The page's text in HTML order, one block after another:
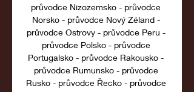
průvodce Nizozemsko - průvodce
Norsko - průvodce Nový Zéland -
průvodce Ostrovy - průvodce Peru -
průvodce Polsko - průvodce
Portugalsko - průvodce Rakousko -
průvodce Rumunsko - průvodce
Rusko - průvodce Řecko - průvodce